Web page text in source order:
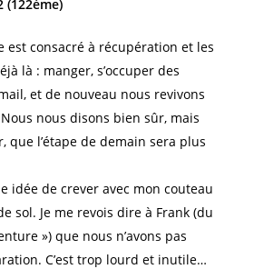
(122ème)
est consacré à récupération et les
là : manger, s’occuper des
et de nouveau nous revivons
nous disons bien sûr, mais
que l’étape de demain sera plus
idée de crever avec mon couteau
sol. Je me revois dire à Frank (du
») que nous n’avons pas
C’est trop lourd et inutile…